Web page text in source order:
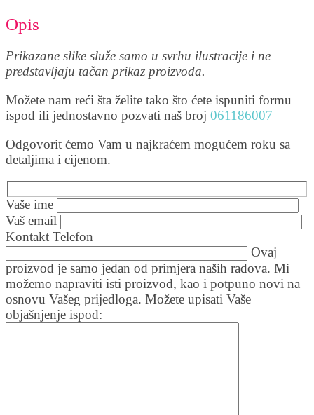
Opis
Prikazane slike služe samo u svrhu ilustracije i ne
predstavljaju tačan prikaz proizvoda.
Možete nam reći šta želite tako što ćete ispuniti formu
ispod ili jednostavno pozvati naš broj 061186007
Odgovorit ćemo Vam u najkraćem mogućem roku sa
detaljima i cijenom.
Vaše ime
Vaš email
Kontakt Telefon
Ovaj
proizvod je samo jedan od primjera naših radova. Mi
možemo napraviti isti proizvod, kao i potpuno novi na
osnovu Vašeg prijedloga. Možete upisati Vaše
objašnjenje ispod: